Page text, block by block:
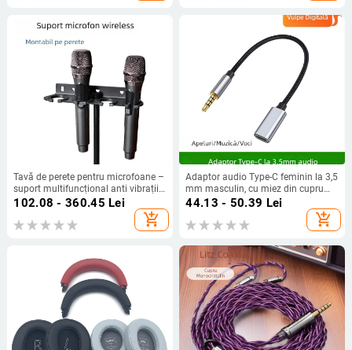
Tavă de perete pentru microfoane –
suport multifuncțional anti vibrații
pentru microfoane cu fir și fără fir
102.08 - 360.45 Lei
add_shopping_cart
Adaptor audio Type-C feminin la 3,5
mm masculin, cu miez din cupru
pur, pentru dispozitive digitale
44.13 - 50.39 Lei
add_shopping_cart